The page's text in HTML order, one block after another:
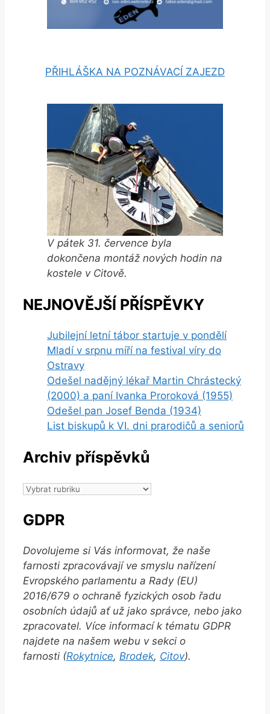
PŘIHLÁŠKA NA POZNÁVACÍ ZAJEZD
V pátek 31. července byla
dokončena montáž nových hodin na
kostele v Citově.
NEJNOVĚJŠÍ PŘÍSPĚVKY
Jubilejní letní tábor startuje v pondělí
Mladí v srpnu míří na festival víry do
Ostravy
Odešel nadějný lékař Martin Chrástecký
(2000) a paní Ivanka Proroková (1955)
Odešel pan Josef Benda (1934)
List biskupů k VI. dni prarodičů a seniorů
Archiv příspěvků
Archiv
GDPR
Dovolujeme si Vás informovat, že naše
farnosti zpracovávají ve smyslu nařízení
Evropského parlamentu a Rady (EU)
2016/679 o ochraně fyzických osob řadu
osobních údajů ať už jako správce, nebo jako
zpracovatel. Více informací k tématu GDPR
najdete na našem webu v sekci o
farnosti (Rokytnice, Brodek, Citov).